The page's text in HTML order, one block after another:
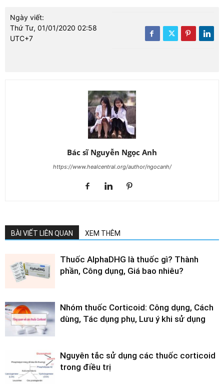
Ngày viết:
Thứ Tư, 01/01/2020 02:58
UTC+7
Bác sĩ Nguyễn Ngọc Anh
https://www.healcentral.org/author/ngocanh/
BÀI VIẾT LIÊN QUAN XEM THÊM
Thuốc AlphaDHG là thuốc gì? Thành
phần, Công dụng, Giá bao nhiêu?
Nhóm thuốc Corticoid: Công dụng, Cách
dùng, Tác dụng phụ, Lưu ý khi sử dụng
Nguyên tắc sử dụng các thuốc corticoid
trong điều trị